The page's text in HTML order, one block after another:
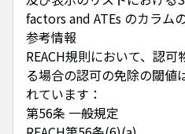
factors and ATEs のカラム
参考情報
REACH規則において、認
る場合の認可の免除の閾値
れています：
第56条 一般規定